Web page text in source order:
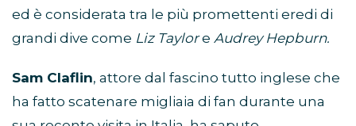
ed è considerata tra le più promettenti eredi di
grandi dive come Liz Taylore Audrey Hepburn.
Sam Claflin, attore dal fascino tutto inglese che
ha fatto scatenare migliaia di fan durante una